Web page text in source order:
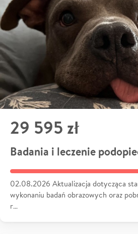
29 595 zł
Badania i leczenie
02.08.2026 Aktualizacja dotycząca
wykonaniu badań obrazowych oraz
r…